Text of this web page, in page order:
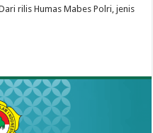
rilis Humas Mabes Polri, jenis